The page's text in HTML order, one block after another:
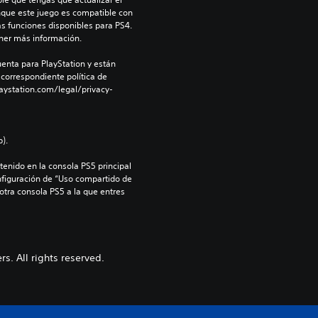
este juego es compatible con
funciones disponibles para PS4.
más información.
para PlayStation y están
política de
legal/privacy-
en la consola PS5 principal
de “Uso compartido de
consola PS5 a la que entres
All rights reserved.